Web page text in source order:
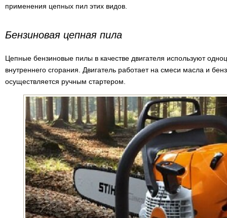
применения цепных пил этих видов.
Бензиновая цепная пила
Цепные бензиновые пилы в качестве двигателя используют
внутреннего сгорания. Двигатель работает на смеси масла и
осуществляется ручным стартером.